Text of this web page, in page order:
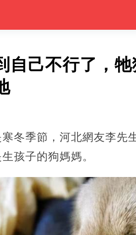
自己不行了，
冬季節，河北網友李先
孩子的狗媽媽。